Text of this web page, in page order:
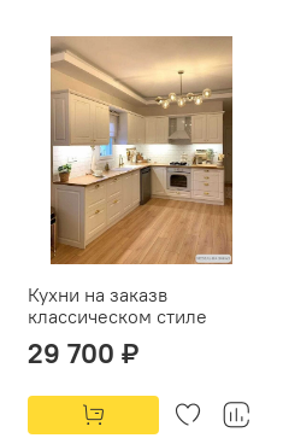
Кухни на заказв
классическом стиле
29 700 ₽